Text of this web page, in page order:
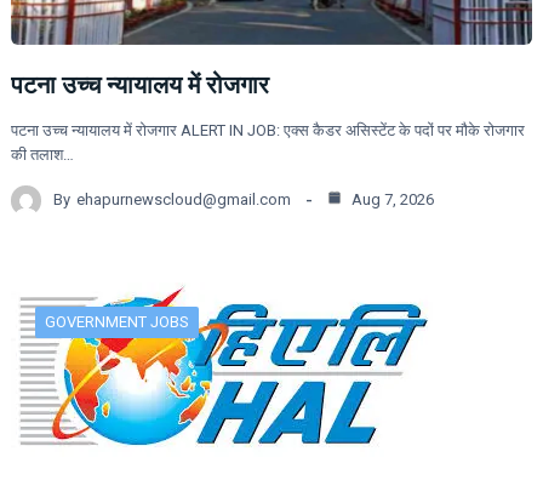
पटना उच्च न्यायालय में रोजगार
पटना उच्च न्यायालय में रोजगार ALERT IN JOB: एक्स कैडर असिस्टेंट के पदों पर मौके रोजगार
की तलाश…
By ehapurnewscloud@gmail.com Aug 7, 2026
GOVERNMENT JOBS